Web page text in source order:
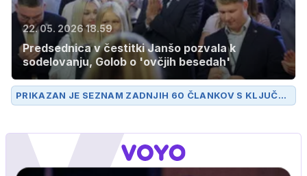
22. 05. 2026 18.59
Predsednica v čestitki Janšo pozvala k
sodelovanju, Golob o 'ovčjih besedah'
PRIKAZAN JE SEZNAM ZADNJIH 60 ČLANKOV S KLJUČN
O BESEDOLUKA MESEC.